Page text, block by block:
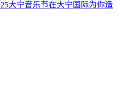
大宁音乐节在大宁国际为你造